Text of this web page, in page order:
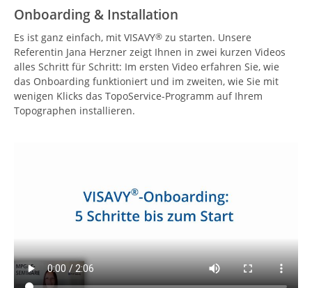
Onboarding & Installation
Es ist ganz einfach, mit VISAVY® zu starten. Unsere
Referentin Jana Herzner zeigt Ihnen in zwei kurzen Videos
alles Schritt für Schritt: Im ersten Video erfahren Sie, wie
das Onboarding funktioniert und im zweiten, wie Sie mit
wenigen Klicks das TopoService-Programm auf Ihrem
Topographen installieren.